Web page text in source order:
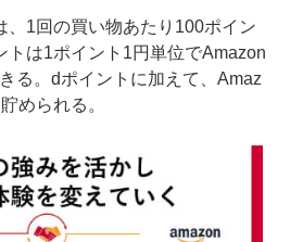
、1回の買い物あたり100ポイン
トは1ポイント1円単位でAmazon
る。dポイントに加えて、Amaz
められる。